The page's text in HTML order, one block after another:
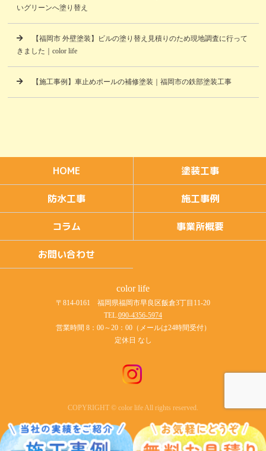
いグリーンへ塗り替え
【福岡市 外壁塗装】ビルの塗り替え見積りのため現地調査に行って
きました｜color life
【施工事例】車止めポールの補修塗装｜福岡市の鉄部塗装工事
HOME 塗装工事
防水工事 施工事例
コラム 事業所概要
お問い合わせ
color life
〒814-0161 福岡県福岡市早良区飯倉3丁目11-20
TEL.090-4356-5974
営業時間 8：00～20：00（メールは24時間受付）
定休日 なし
COPYRIGHT © color life All rights reserved.